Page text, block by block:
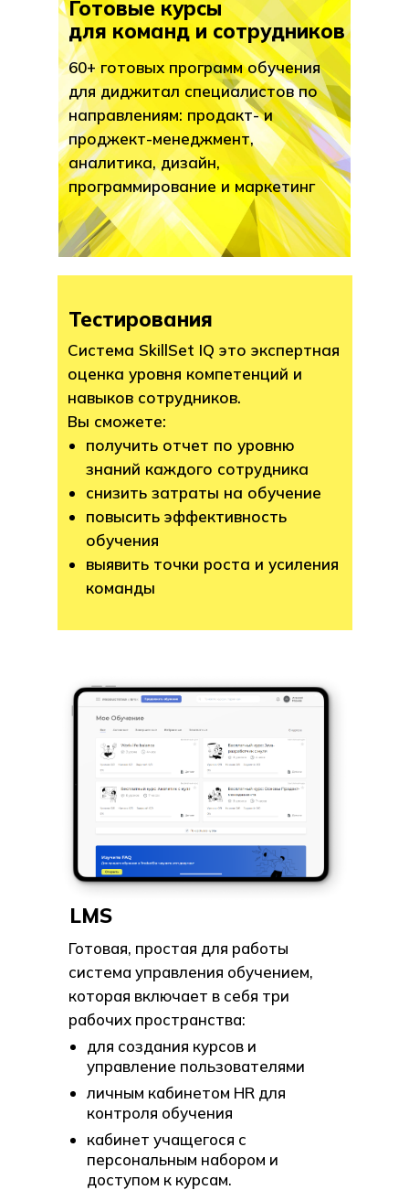
Тестирования
Система SkillSet IQ это экспертная
оценка уровня компетенций и
навыков сотрудников.
Вы сможете:
получить отчет по уровню
знаний каждого сотрудника
снизить затраты на обучение
повысить эффективность
обучения
выявить точки роста и усиления
команды
Готовые курсы
для команд и сотрудников
60+ готовых программ обучения
для диджитал специалистов по
направлениям: продакт- и
проджект-менеджмент,
аналитика, дизайн,
программирование и маркетинг
LMS
Готовая, простая для работы
система управления обучением,
которая включает в себя три
рабочих пространства:
для создания курсов и
управление пользователями
личным кабинетом HR для
контроля обучения
кабинет учащегося с
персональным набором и
доступом к курсам.